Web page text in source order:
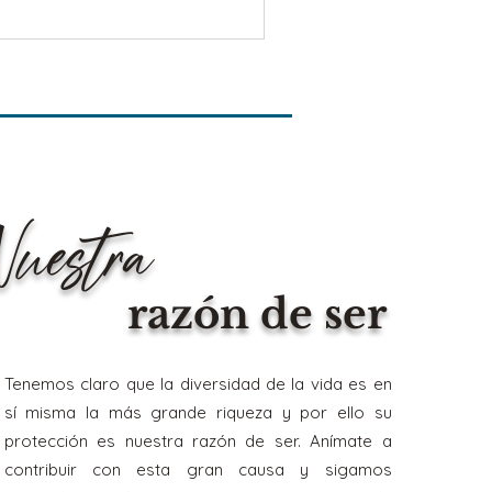
razón de ser
Tenemos claro que la diversidad de la vida es en
sí misma la más grande riqueza y por ello su
protección es nuestra razón de ser. Anímate a
contribuir con esta gran causa y sigamos